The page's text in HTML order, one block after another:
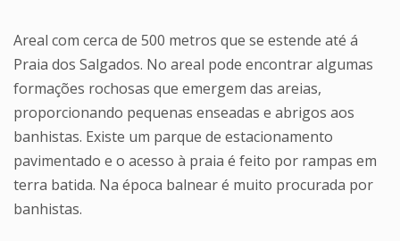
Areal com cerca de 500 metros que se estende até á
Praia dos Salgados. No areal pode encontrar algumas
formações rochosas que emergem das areias,
proporcionando pequenas enseadas e abrigos aos
banhistas. Existe um parque de estacionamento
pavimentado e o acesso à praia é feito por rampas em
terra batida. Na época balnear é muito procurada por
banhistas.